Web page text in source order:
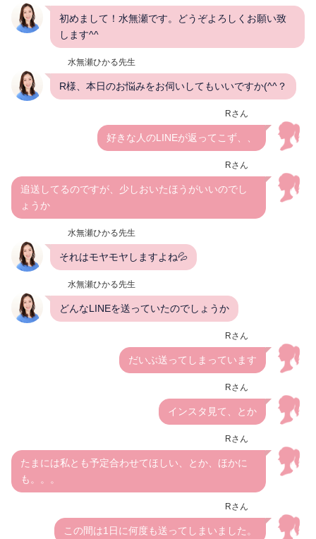
初めまして！水無瀬です。どうぞよろしくお願い致
します^^
水無瀬ひかる先生
R様、本日のお悩みをお伺いしてもいいですか(^^？
Rさん
好きな人のLINEが返ってこず、、
Rさん
追送してるのですが、少しおいたほうがいいのでし
ょうか
水無瀬ひかる先生
それはモヤモヤしますよね💦
水無瀬ひかる先生
どんなLINEを送っていたのでしょうか
Rさん
だいぶ送ってしまっています
Rさん
インスタ見て、とか
Rさん
たまには私とも予定合わせてほしい、とか、ほかに
も。。。
Rさん
この間は1日に何度も送ってしまいました。